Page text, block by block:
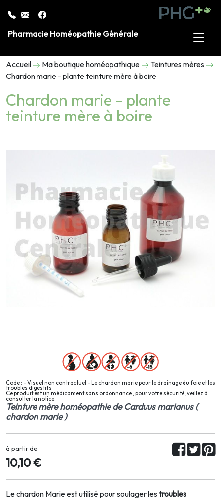
Pharmacie Homéopathie Générale
Accueil Ma boutique homéopathique
Teintures mères
Chardon marie - plante teinture mère à boire
Chardon marie - plante
teinture mère à boire
Code : - Visuel non contractuel - Le chardon marie pour le drainage du foie et les
troubles digestifs
Ce produit est un médicament sans ordonnance , pour votre sécurité, veillez à
consulter la notice.
Teinture mère homéopathie de Carduus marianus (
chardon marie )
à partir de
10,10 €
Le chardon Marie est utilisé pour soulager les troubles